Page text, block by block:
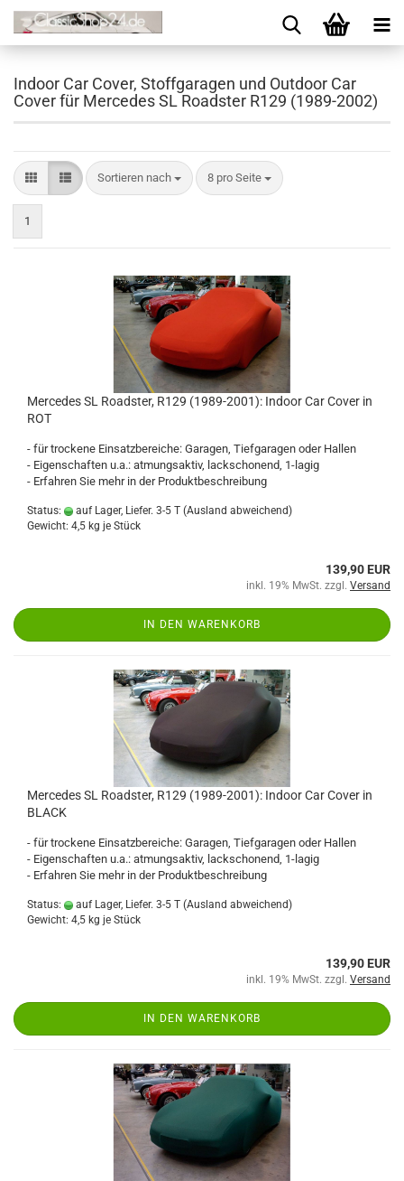
Indoor Car Cover, Stoffgaragen und Outdoor Car
Cover für Mercedes SL Roadster R129 (1989-2002)
Sortieren nach 8 pro Seite
1
Mercedes SL Roadster, R129 (1989-2001): Indoor Car Cover in
ROT
- für trockene Einsatzbereiche: Garagen, Tiefgaragen oder Hallen
- Eigenschaften u.a.: atmungsaktiv, lackschonend, 1-lagig
- Erfahren Sie mehr in der Produktbeschreibung
Status: auf Lager, Liefer. 3-5 T (Ausland abweichend)
Gewicht: 4,5 kg je Stück
139,90 EUR
inkl. 19% MwSt. zzgl. Versand
IN DEN WARENKORB
Mercedes SL Roadster, R129 (1989-2001): Indoor Car Cover in
BLACK
- für trockene Einsatzbereiche: Garagen, Tiefgaragen oder Hallen
- Eigenschaften u.a.: atmungsaktiv, lackschonend, 1-lagig
- Erfahren Sie mehr in der Produktbeschreibung
Status: auf Lager, Liefer. 3-5 T (Ausland abweichend)
Gewicht: 4,5 kg je Stück
139,90 EUR
inkl. 19% MwSt. zzgl. Versand
IN DEN WARENKORB